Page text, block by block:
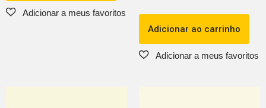
Adicionar ao carrinho